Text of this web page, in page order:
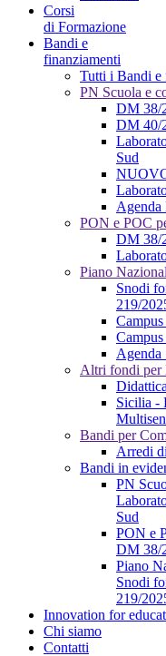
Corsi
di Formazione
Bandi e
finanziamenti
Tutti i Bandi e
PN Scuola e
DM 38/
DM 40/
Sud
PON e POC
DM 38/
Piano
Snodi
219/
Agenda
Altri fondi per
Sicilia -
Bandi per
Arredi
Bandi in
PN
Sud
PON e
DM 38/
Piano
Snodi
219/
Innovation for
Chi siamo
Contatti